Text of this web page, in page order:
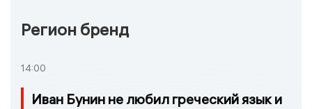
Регион бренд
14:00
Иван Бунин не любил греческий язык и